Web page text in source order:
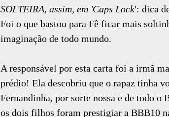
SOLTEIRA, assim, em 'Caps Lock': dica
Foi o que bastou para Fê ficar mais
imaginação de todo mundo.
A responsável por esta carta foi a irmã
prédio! Ela descobriu que o rapaz tinha
Fernandinha, por sorte nossa e de todo o
os dois filhos foram prestigiar a BBB10